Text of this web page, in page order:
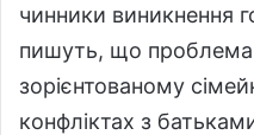
чинники виникнення
пишуть, що проблема
зорієнтованому
конфліктах з